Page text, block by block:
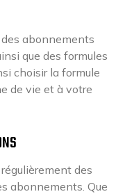
abonnements
que des formules
choisir la formule
de vie et à votre
des
abonnements. Que